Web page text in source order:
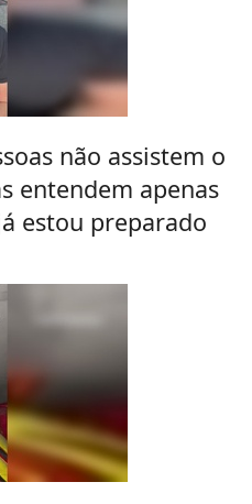
não assistem o
entendem apenas
estou preparado